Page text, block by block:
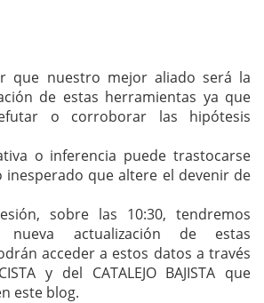
que nuestro mejor aliado será la
de estas herramientas ya que
o corroborar las hipótesis
o inferencia puede trastocarse
inesperado que altere el devenir de
sobre las 10:30, tendremos
nueva actualización de estas
acceder a estos datos a través
y del CATALEJO BAJISTA que
este blog.